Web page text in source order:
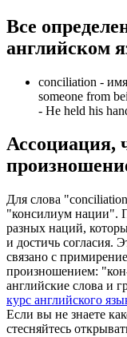
Все
английском
conciliation -
someone from
- He held his
Ассоциация,
Для слова
"консилиум нации".
разных наций,
и достичь согласия.
связано с
произношением:
английские слова и
курс английского
Если вы не знаете
стесняйтесь